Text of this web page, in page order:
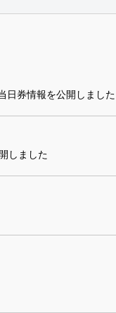
券情報を公開しました
しました